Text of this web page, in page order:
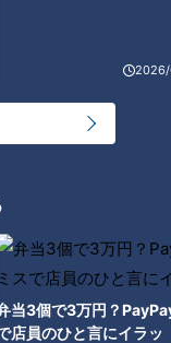
2026/
当3個で3万円？
店員のひと言にイラッ
して何よりも追い
を多く投げさせて
ってつけだね！
一発の可能性を持っ
撃ってくれればピッ